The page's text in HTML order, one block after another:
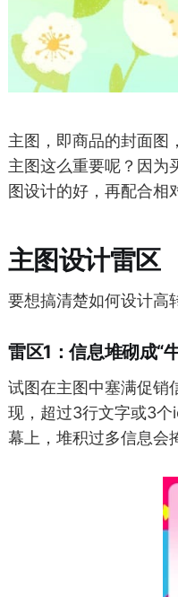
主图，即商品的封面图
主图这么重要呢？因为
图设计的好，再配合相
主图设计雷区
要想搞清楚如何设计高
雷区1：信息堆砌成“
试图在主图中塞满促销
现，超过3行文字或3
幕上，堆积过多信息会